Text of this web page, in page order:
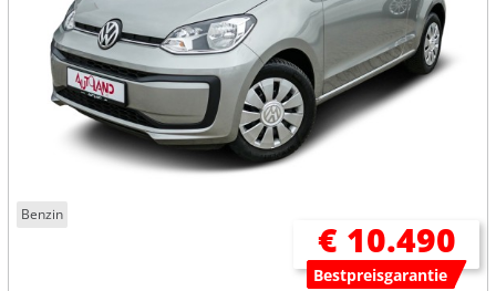
Benzin
€ 10.490
Bestpreisgarantie